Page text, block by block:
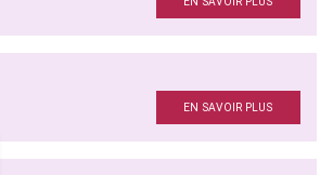
EN SAVOIR PLUS